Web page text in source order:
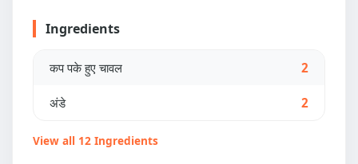
Ingredients
कप पके हुए चावल 2
अंडे 2
View all 12 Ingredients